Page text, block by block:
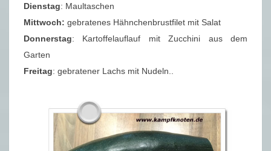
Dienstag: Maultaschen
Mittwoch: gebratenes Hähnchenbrustfilet mit Salat
Donnerstag: Kartoffelauflauf mit Zucchini aus dem
Garten
Freitag: gebratener Lachs mit Nudeln..